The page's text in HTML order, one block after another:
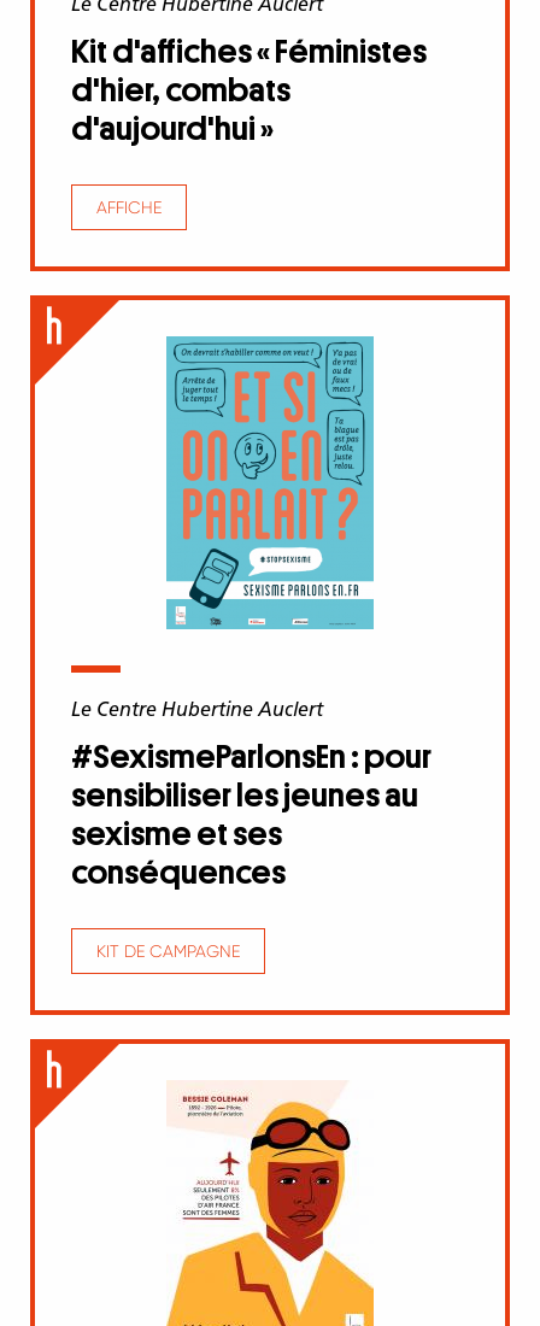
Le Centre Hubertine Auclert
Kit d'affiches « Féministes
d'hier, combats
d'aujourd'hui »
AFFICHE
Le Centre Hubertine Auclert
#SexismeParlonsEn : pour
sensibiliser les jeunes au
sexisme et ses
conséquences
KIT DE CAMPAGNE